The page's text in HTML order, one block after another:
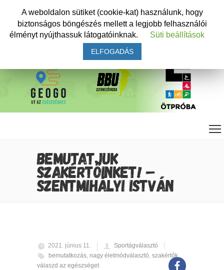
BEMUTATJUK
SZAKÉRTŐINKET! –
SZENTMIHÁLYI ISTVÁN
2021. június 11.
Sportágválasztó
bemutatkozás, nagy életmódválasztó, szakértők,
válaszd az egészséget
A weboldalon sütiket (cookie-kat) használunk, hogy
biztonságos böngészés mellett a legjobb felhasználói
élményt nyújthassuk látogatóinknak.
Süti beállítások
ELFOGADÁS